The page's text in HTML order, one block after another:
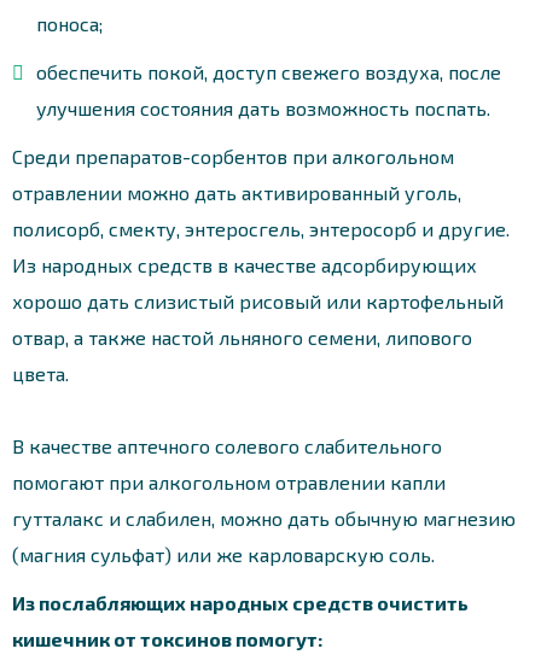
поноса;
обеспечить покой, доступ свежего воздуха, после
улучшения состояния дать возможность поспать.
Среди препаратов-сорбентов при алкогольном
отравлении можно дать активированный уголь,
полисорб, смекту, энтеросгель, энтеросорб и другие.
Из народных средств в качестве адсорбирующих
хорошо дать слизистый рисовый или картофельный
отвар, а также настой льняного семени, липового
цвета.
В качестве аптечного солевого слабительного
помогают при алкогольном отравлении капли
гутталакс и слабилен, можно дать обычную магнезию
(магния сульфат) или же карловарскую соль.
Из послабляющих народных средств очистить
кишечник от токсинов помогут: